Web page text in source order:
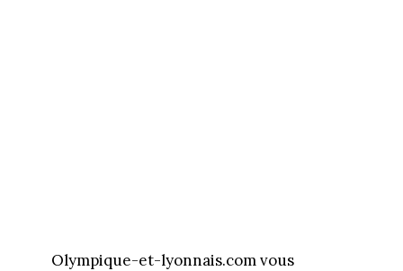
Olympique-et-lyonnais.com vous